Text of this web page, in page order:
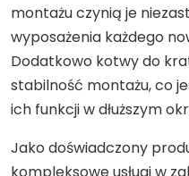
montażu czynią je
wyposażenia każdego
Dodatkowo kotwy do
stabilność montażu, co
ich funkcji w dłuższym
Jako doświadczony